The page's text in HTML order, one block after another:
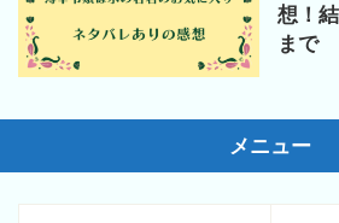
想！
まで
メニュー